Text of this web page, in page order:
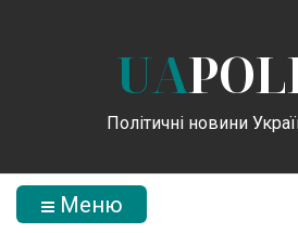
UA
Політичні новини
Меню